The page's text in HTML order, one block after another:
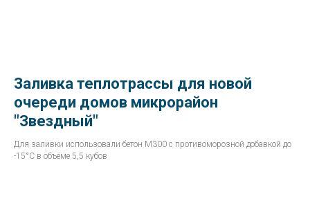
Заливка теплотрассы для новой
очереди домов микрорайон
"Звездный"
Для заливки использовали бетон М300 с противоморозной добавкой до
-15°С в объёме 5,5 кубов